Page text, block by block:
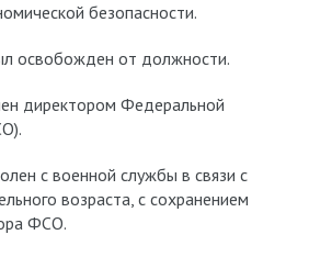
безопасности.
освобожден от должности.
директором Федеральной
с военной службы в связи с
возраста, с сохранением
ФСО.